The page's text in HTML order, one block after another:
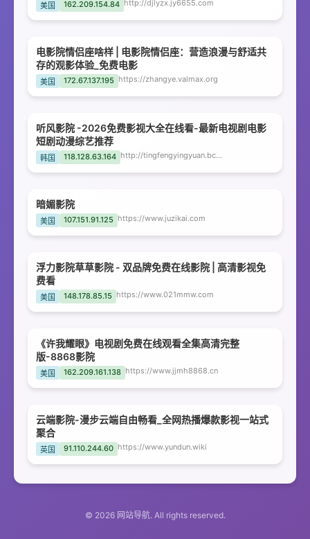
美国 162.209.154.84 http://djlyzx.jy6655.com
电影院情侣座啥样 | 电影院情侣座：营造浪漫与舒适共
存的观影体验_免费电影
美国 172.67.137.195 https://zhangye.valmax.org
听风影院 -2026免费影视大全在线看-最新电视剧电影
短剧动漫综艺推荐
韩国 118.128.63.164 http://tingfengyingyuan.bckqn.com
暗媚影院
美国 107.151.91.125 https://www.juzikai.com
浮力影院草草影院 - 双品牌免费在线影院 | 高清影视免
费看
美国 148.178.85.15 https://www.021mmw.com
《许我耀眼》电视剧免费在线观看全集高清完整
版-8868影院
美国 162.209.161.138 https://www.jjmh8868.cn
云端影院-漫步云端自由畅看_全网热播爆款影视一站式
聚合
英国 91.110.244.60 https://www.yundun.wiki
© 2026 网站导航. All rights reserved.